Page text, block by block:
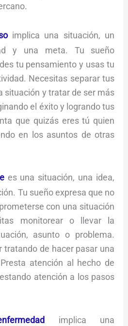
implica una situación, un
y una meta. Tu sueño
tu pensamiento y usas tu
Necesitas separar tus
situación y tratar de ser más
el éxito y logrando tus
que quizás eres tú quien
en los asuntos de otras
es una situación, una idea,
Tu sueño expresa que no
con una situación
monitorear o llevar la
asunto o problema.
tratando de hacer pasar una
atención al hecho de
atención a los pasos
implica una